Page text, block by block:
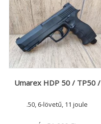
Umarex HDP 50 / TP50 /
.50, 6-lövetű, 11 joule